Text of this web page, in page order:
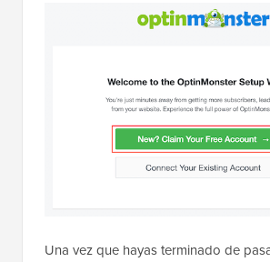
Una vez que hayas terminado de